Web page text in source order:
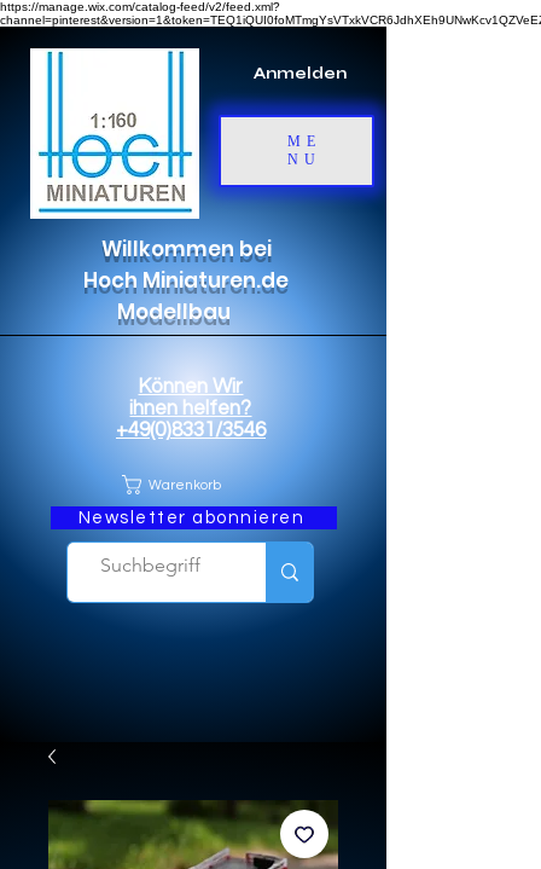
https://manage.wix.com/catalog-feed/v2/feed.xml?
Anmelden
ME
NU
Willkommen bei
Hoch Miniaturen.de
Modellbau
Können Wir
ihnen helfen?
+49(0)8331/3546
Warenkorb
Newsletter abonnieren